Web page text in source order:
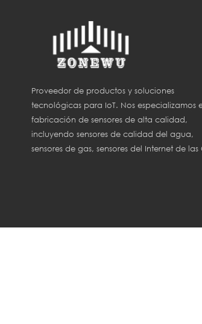
Proveedor de productos y soluciones
tecnológicas para IoT. Nos especializamos
fabricación de sensores de alta calidad,
incluyendo sensores de calidad del agua,
sensores de gas, sensores del Internet de las